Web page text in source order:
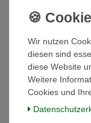
ARS-
Die Profi-
Teleskop-
alle, die hohe
Dank der
Wir nutzen
diesen sind
diese Website
Weitere
Cookies und